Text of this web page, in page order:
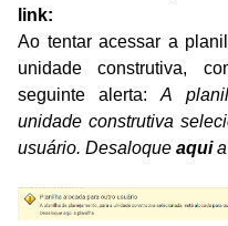
link:
Ao tentar acessar a
unidade construtiva,
seguinte alerta:
A
unidade construtiva
usuário. Desaloque aqui